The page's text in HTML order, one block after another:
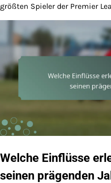
größten Spieler der Premier
Welche Einflüsse
seinen prägenden